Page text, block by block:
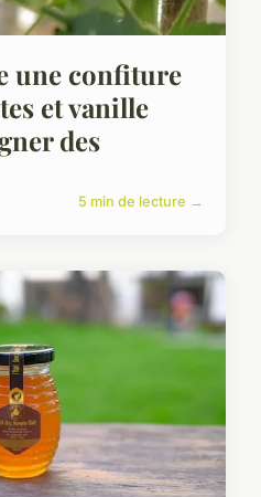
une confiture
et vanille
des
5 min de lecture →